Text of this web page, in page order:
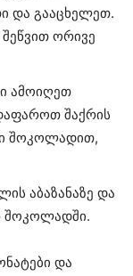
და გააცხელეთ.
ორივე
ამოიღეთ
შაქრის
შოკოლადით,
აბაზანაზე და
შოკოლადში.
და